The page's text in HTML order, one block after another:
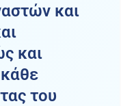
και
και
του